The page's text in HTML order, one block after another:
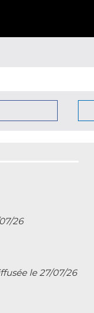
26
le 27/07/26